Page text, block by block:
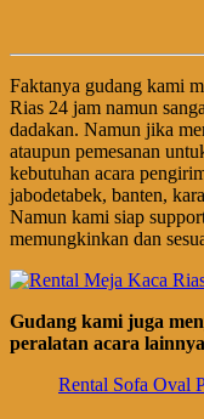
Faktanya gudang kami
Rias 24 jam namun
dadakan. Namun jika
ataupun pemesanan
kebutuhan acara
jabodetabek, banten,
Namun kami siap
memungkinkan dan
Gudang kami juga
peralatan acara
Rental Sofa Oval